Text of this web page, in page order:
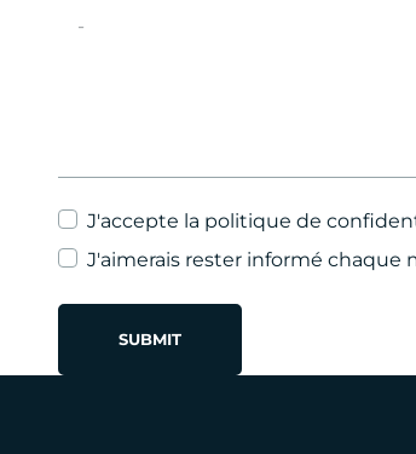
J'accepte la politique de
J'aimerais rester informé chaque